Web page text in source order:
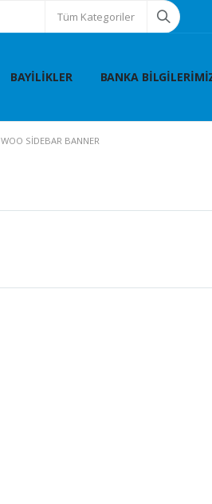
Tüm Kategoriler
BAYILIKLER BANKA
WOO SIDEBAR BANNER